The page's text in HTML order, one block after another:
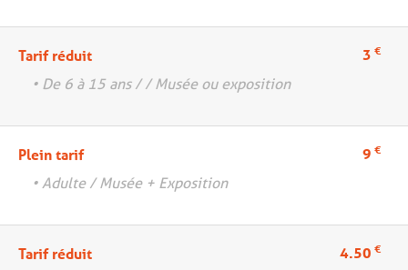
Tarif réduit 3 €
• De 6 à 15 ans / / Musée ou exposition
Plein tarif 9 €
• Adulte / Musée + Exposition
Tarif réduit 4.50 €